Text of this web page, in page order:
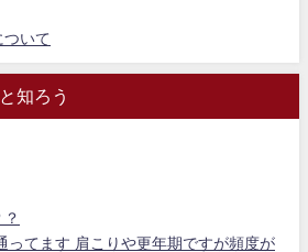
ついて
知ろう
ってます 肩こりや更年期ですが頻度が